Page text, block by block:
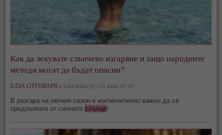
Как да лекувате слънчево изгаряне и защо народните
методи могат да бъдат опасни?
ЕЛЗА ОТГОВАРЯ » LifeOnline.bg | 21 юни, 02:47
В разгара на летния сезон е изключително важно да се
предпазвате от силнотослънце!